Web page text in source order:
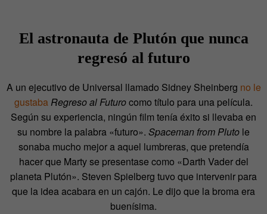
El astronauta de Plutón que nunca
regresó al futuro
A un ejecutivo de Universal llamado Sidney Sheinberg no le
gustaba Regreso al Futurocomo título para una película.
Según su experiencia, ningún film tenía éxito si llevaba en
su nombre la palabra «futuro». Spaceman from Pluto le
sonaba mucho mejor a aquel lumbreras, que pretendía
hacer que Marty se presentase como «Darth Vader del
planeta Plutón». Steven Spielberg tuvo que intervenir para
que la idea acabara en un cajón. Le dijo que la broma era
buenísima.